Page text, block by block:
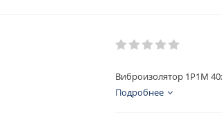
Виброизолятор 1P1M
Подробнее